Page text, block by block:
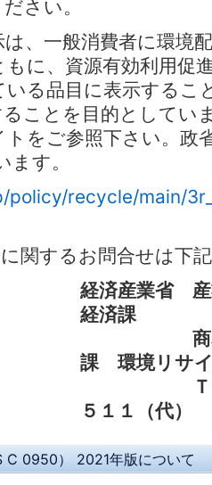
さい。
、一般消費者に環境
に、資源有効利用促
る品目に表示するこ
ことを目的としてい
トをご参照下さい。政
す。
policy/recycle/main/
関するお問合せは下
経済産業省
経済課
商務情
課 環境リサ
ＴＥＬ：
５１１（代）
C 0950） 2021年版について